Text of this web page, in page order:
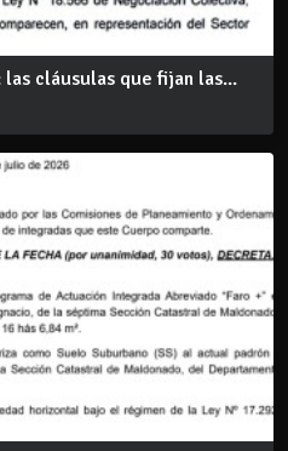
cláusulas que fijan las...